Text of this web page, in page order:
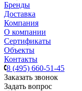
Бренды
Доставка
Компания
О компании
Сертификаты
Объекты
Контакты
8 (495) 660-51-45
Заказать звонок
Задать вопрос